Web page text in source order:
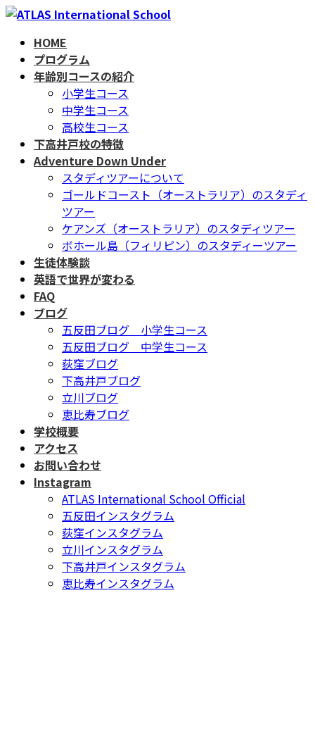
コ
ナ
HOME
プログラム
年齢別コースの紹介
小学生コース
中学生コース
高校生コース
下高井戸校の特徴
Adventure Down Under
スタディツアーについて
ゴールドコースト（オーストラリア）のスタディ
ツアー
ケアンズ（オーストラリア）のスタディツアー
ボホール島（フィリピン）のスタディーツアー
生徒体験談
英語で世界が変わる
FAQ
ブログ
五反田ブログ 小学生コース
五反田ブログ 中学生コース
荻窪ブログ
下高井戸ブログ
立川ブログ
恵比寿ブログ
学校概要
アクセス
お問い合わせ
Instagram
ATLAS International School Official
五反田インスタグラム
荻窪インスタグラム
立川インスタグラム
下高井戸インスタグラム
恵比寿インスタグラム